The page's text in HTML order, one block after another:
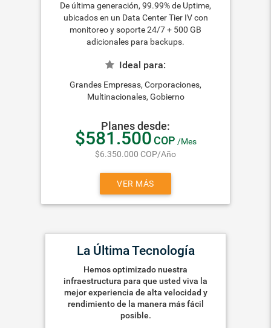
De última generación, 99.99% de Uptime,
ubicados en un Data Center Tier IV con
monitoreo y soporte 24/7 + 500 GB
adicionales para backups.
Ideal para:
Grandes Empresas, Corporaciones,
Multinacionales, Gobierno
Planes desde:
$581.500COP /Mes
$6.350.000 COP/Año
VER MÁS
La Última Tecnología
Hemos optimizado nuestra
infraestructura para que usted viva la
mejor experiencia de alta velocidad y
rendimiento de la manera más fácil
posible.